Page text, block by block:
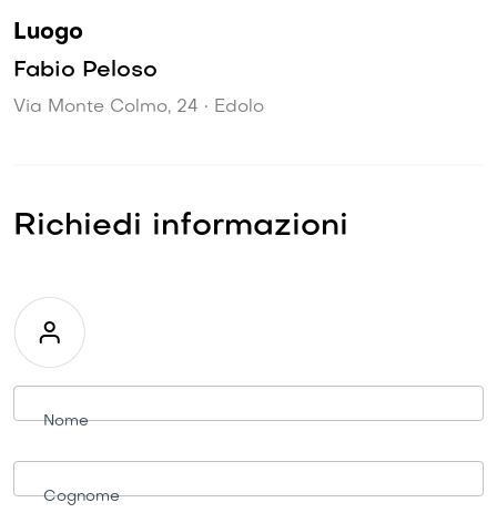
Luogo
Fabio Peloso
Via Monte Colmo, 24 • Edolo
Richiedi informazioni
Richiesta
informazioni
Nome
Cognome